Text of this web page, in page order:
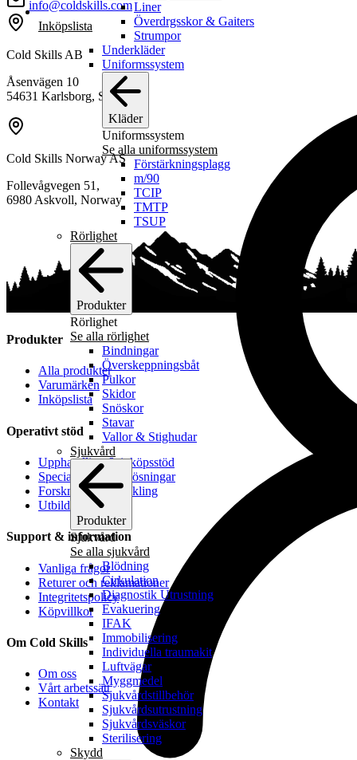
Liner
Överdrgsskor & Gaiters
Strumpor
Underkläder
Uniformssystem
Kläder
Uniformssystem
Se alla uniformssystem
Förstärkningsplagg
m/90
TCIP
TMTP
TSUP
Rörlighet
Produkter
Rörlighet
Se alla rörlighet
Bindningar
Överskeppningsbåt
Pulkor
Skidor
Snöskor
Stavar
Vallor & Stighudar
Sjukvård
Produkter
Sjukvård
Se alla sjukvård
Blödning
Cirkulation
Diagnostik Utrustning
Evakuering
IFAK
Immobilisering
Individuella traumakit
Luftvägar
Myggmedel
Sjukvårdstillbehör
Sjukvårdsutrustning
Sjukvårdsväskor
Sterilisering
Skydd
Inköpslista
info@coldskills.com
Cold Skills AB
Åsenvägen 10
54631 Karlsborg, Sweden
Cold Skills Norway AS
Follevågvegen 51,
6980 Askvoll, Norway
Produkter
Alla produkter
Varumärken
Inköpslista
Operativt stöd
Upphandling & inköpsstöd
Specialanpassade lösningar
Forskning & utveckling
Utbildning
Support & information
Vanliga frågor
Returer och reklamationer
Integritetspolicy
Köpvillkor
Om Cold Skills
Om oss
Vårt arbetssätt
Kontakt